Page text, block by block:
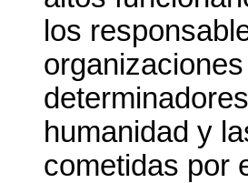
los
humanidad y
cometidas por